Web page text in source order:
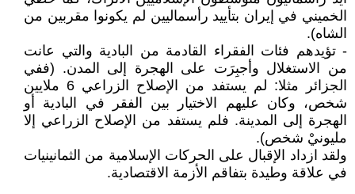
الخميني في إيران بتأييد رأسماليين لم يكونوا مقربين من
الشاه).
- تؤيدهم فئات الفقراء القادمة من البادية والتي عانت
من الاستغلال وأجبِرَت على الهجرة إلى المدن. (ففي
الجزائر مثلا: لم يستفد من الإصلاح الزراعي 6 ملايين
شخص، وكان عليهم الاختيار بين الفقر في البادية أو
الهجرة إلى المدينة. فلم يستفد من الإصلاح الزراعي إلا
مليونيْ شخص).
ولقد ازداد الإقبال على الحركات الإسلامية من الثمانينيات
في علاقة وطيدة بتفاقم الأزمة الاقتصادية.